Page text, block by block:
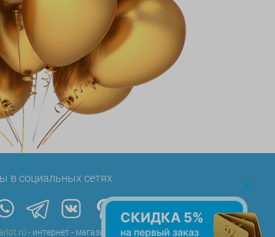
в социальных сетях
- интернет - магазин воздушных шаров в
x
СКИДКА 5%
на первый заказ